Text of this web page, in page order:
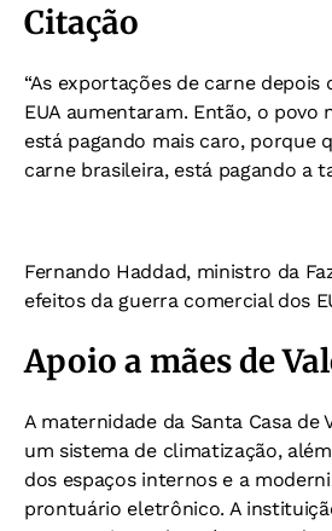
Citação
“As exportações de carne
EUA aumentaram. Então, o povo
está pagando mais caro, porque
carne brasileira, está pagando a
Fernando Haddad, ministro da
efeitos da guerra comercial dos
Apoio a mães de
A maternidade da Santa Casa de
um sistema de climatização,
dos espaços internos e a
prontuário eletrônico. A